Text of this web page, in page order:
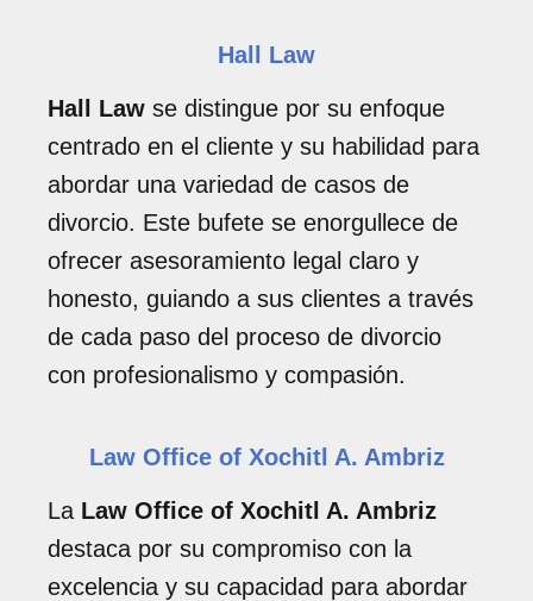
Hall Law
Hall Law se distingue por su enfoque
centrado en el cliente y su habilidad para
abordar una variedad de casos de
divorcio. Este bufete se enorgullece de
ofrecer asesoramiento legal claro y
honesto, guiando a sus clientes a través
de cada paso del proceso de divorcio
con profesionalismo y compasión.
Law Office of Xochitl A. Ambriz
La Law Office of Xochitl A. Ambriz
destaca por su compromiso con la
excelencia y su capacidad para abordar